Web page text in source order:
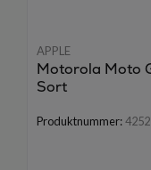
APPLE
Motorola Moto
Sort
Produktnummer:4252